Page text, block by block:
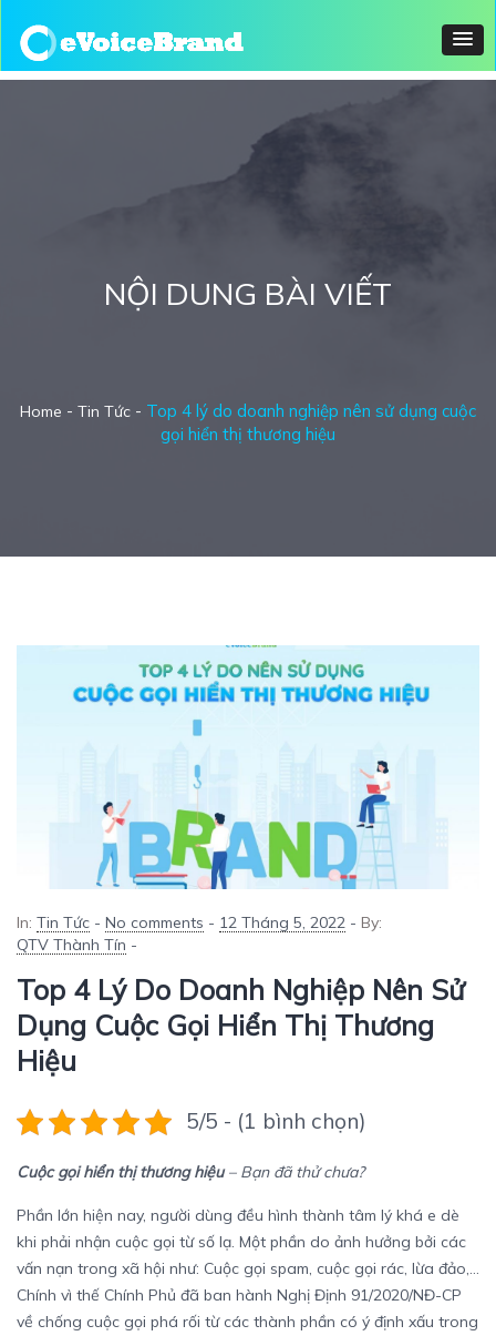
NỘI DUNG BÀI VIẾT
Home - Tin Tức - Top 4 lý do doanh nghiệp nên sử dụng cuộc
gọi hiển thị thương hiệu
In: Tin Tức - No comments - 12 Tháng 5, 2022 - By:
QTV Thành Tín -
Top 4 Lý Do Doanh Nghiệp Nên Sử
Dụng Cuộc Gọi Hiển Thị Thương
Hiệu
5/5 - (1 bình chọn)
Cuộc gọi hiển thị thương hiệu– Bạn đã thử chưa?
Phần lớn hiện nay, người dùng đều hình thành tâm lý khá e dè
khi phải nhận cuộc gọi từ số lạ. Một phần do ảnh hưởng bởi các
vấn nạn trong xã hội như: Cuộc gọi spam, cuộc gọi rác, lừa đảo,…
Chính vì thế Chính Phủ đã ban hành Nghị Định 91/2020/NĐ-CP
về chống cuộc gọi phá rối từ các thành phần có ý định xấu trong